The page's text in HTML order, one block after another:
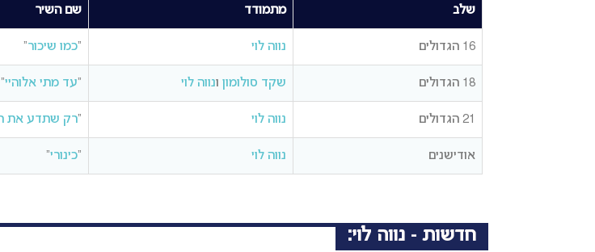
שלב מתמודד שם השיר
16 הגדולים נווה לוי “כמו שיכור“
18 הגדולים שקד סולומון ונווה לוי “עד מתי אלוהיי”
21 הגדולים נווה לוי “רק שתדע את
אודישנים נווה לוי “כינורי“
חדשות - נווה לוי: